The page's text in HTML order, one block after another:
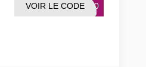
RO20
VOIR LE CODE